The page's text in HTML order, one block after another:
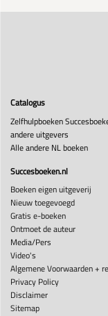
Catalogus
Zelfhulpboeken
andere uitgevers
Alle andere NL boeken
Succesboeken.nl
Boeken eigen uitgeverij
Nieuw toegevoegd
Gratis e-boeken
Ontmoet de auteur
Media/Pers
Video's
Algemene Voorwaarden +
Privacy Policy
Disclaimer
Sitemap